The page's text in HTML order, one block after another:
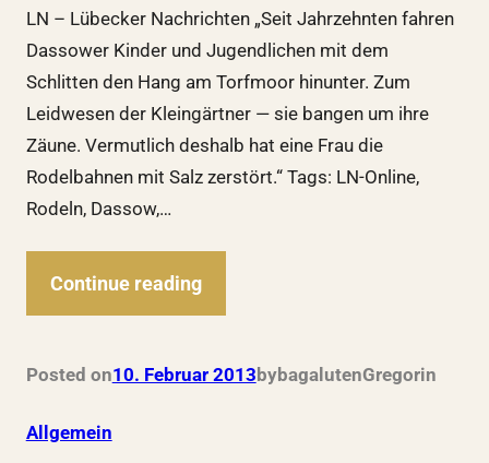
LN – Lübecker Nachrichten „Seit Jahrzehnten fahren
Dassower Kinder und Jugendlichen mit dem
Schlitten den Hang am Torfmoor hinunter. Zum
Leidwesen der Kleingärtner — sie bangen um ihre
Zäune. Vermutlich deshalb hat eine Frau die
Rodelbahnen mit Salz zerstört.“ Tags: LN-Online,
Rodeln, Dassow,…
Continue reading
Posted on10. Februar 2013 bybagalutenGregorin
Allgemein